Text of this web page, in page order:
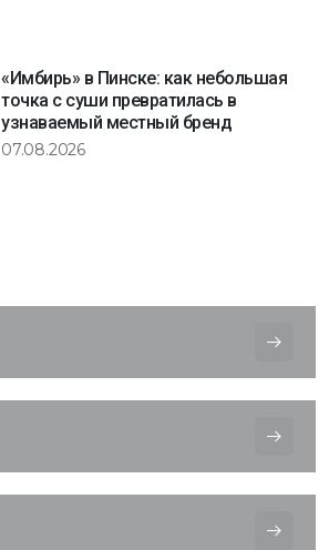
«Имбирь» в Пинске: как небольшая
точка с суши превратилась в
узнаваемый местный бренд
07.08.2026